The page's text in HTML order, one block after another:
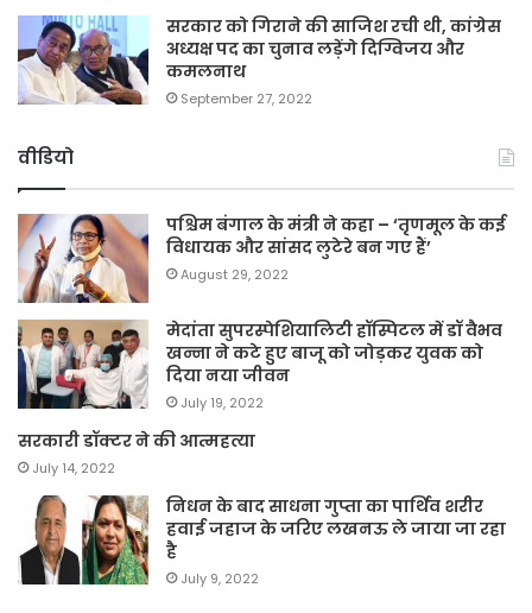
सरकार को गिराने की साजिश रची थी, कांग्रेस
अध्यक्ष पद का चुनाव लड़ेंगे दिग्विजय और
कमलनाथ
September 27, 2022
वीडियो
पश्चिम बंगाल के मंत्री ने कहा – ‘तृणमूल के कई
विधायक और सांसद लुटेरे बन गए हैं’
August 29, 2022
मेदांता सुपरस्पेशियालिटी हॉस्पिटल में डॉ वैभव
खन्ना ने कटे हुए बाजू को जोड़कर युवक को
दिया नया जीवन
July 19, 2022
सरकारी डॉक्टर ने की आत्महत्या
July 14, 2022
निधन के बाद साधना गुप्ता का पार्थिव शरीर
हवाई जहाज के जरिए लखनऊ ले जाया जा रहा
है
July 9, 2022